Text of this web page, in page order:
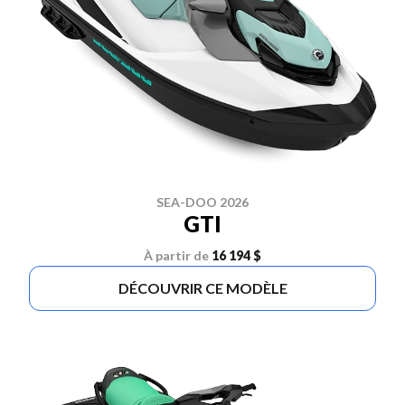
SEA-DOO 2026
GTI
À partir de 16 194 $
DÉCOUVRIR CE MODÈLE